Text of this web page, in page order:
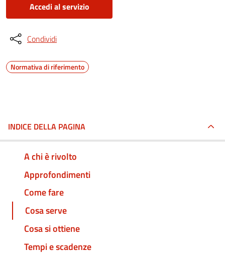
Accedi al servizio
Condividi
Normativa di riferimento
INDICE DELLA PAGINA
A chi è rivolto
Approfondimenti
Come fare
Cosa serve
Cosa si ottiene
Tempi e scadenze